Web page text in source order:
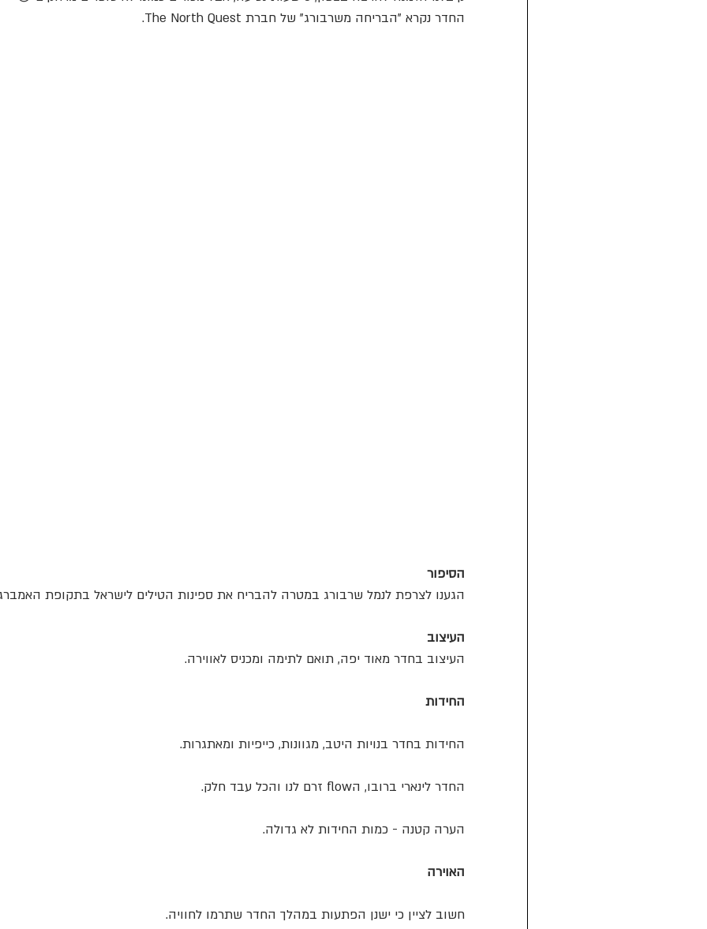
החדר נקרא "הבריחה משרבורג" של חברת The North Quest.
הסיפור
הגענו לצרפת לנמל שרבורג במטרה להבריח את ספינות הטילים לישראל בתקופת
העיצוב
העיצוב בחדר מאוד יפה, תואם לתימה ומכניס לאווירה.
החידות
החידות בחדר בנויות היטב, מגוונות, כייפיות ומאתגרות.
החדר לינארי ברובו, הflow זרם לנו והכל עבד חלק.
הערה קטנה - כמות החידות לא גדולה.
האוירה
חשוב לציין כי ישנן הפתעות במהלך החדר שתרמו לחוויה.